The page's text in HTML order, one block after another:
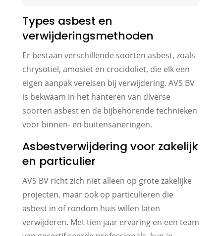
Types asbest en
verwijderingsmethoden
Er bestaan verschillende soorten asbest, zoals
chrysotiel, amosiet en crocidoliet, die elk een
eigen aanpak vereisen bij verwijdering. AVS BV
is bekwaam in het hanteren van diverse
soorten asbest en de bijbehorende technieken
voor binnen- en buitensaneringen.
Asbestverwijdering voor zakelijk
en particulier
AVS BV richt zich niet alleen op grote zakelijke
projecten, maar ook op particulieren die
asbest in of rondom huis willen laten
verwijderen. Met tien jaar ervaring en een team